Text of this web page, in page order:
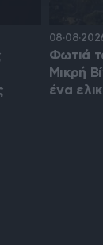
Φωτιά
Μικρή
ένα